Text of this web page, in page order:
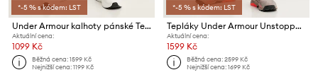
*-5 % s kódem: LST
Under Armour kalhoty pánské Tech Sport
Aktuální cena:
1099 Kč
Běžná cena:1599 Kč
Nejnižší cena:1199 Kč
*-5 % s kódem: LST
Tepláky Under Armour Unstoppable
Aktuální cena:
1599 Kč
Běžná cena:2599 Kč
Nejnižší cena:1699 Kč